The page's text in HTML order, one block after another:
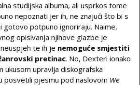
studijska albuma, ali usprkos tome
nepoznati jer ih, ne znajući što bi s
gotovo potpuno ignoriraju. Naime,
opisivanja njihove glazbe je
te ih je nemoguće smjestiti
pretinac. No, Dexteri ionako
ukusom upravlja diskografska
posvetili pjesmu pod naslovom We